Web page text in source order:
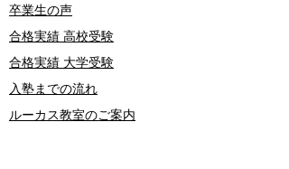
卒業生の声
合格実績 高校受験
合格実績 大学受験
​入塾までの流れ
​ルーカス教室のご案内